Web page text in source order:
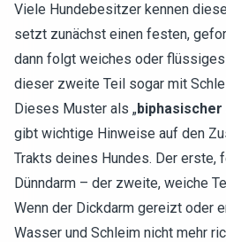
Viele Hundebesitzer kennen
setzt zunächst einen festen,
dann folgt weiches oder
dieser zweite Teil sogar mit
Dieses Muster als „biphasischer
gibt wichtige Hinweise auf den
Trakts deines Hundes. Der erste,
Dünndarm – der zweite, weiche
Wenn der Dickdarm gereizt oder
Wasser und Schleim nicht mehr